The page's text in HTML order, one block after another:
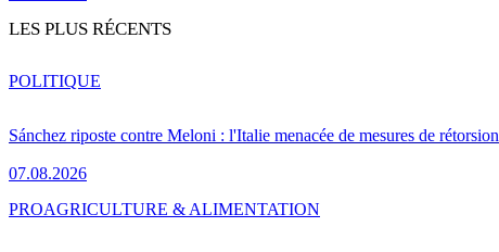
LES PLUS RÉCENTS
Sánchez riposte contre Meloni : l'Italie menacée de mesures de rétorsion
07.08.2026
POLITIQUE
PROAGRICULTURE & ALIMENTATION